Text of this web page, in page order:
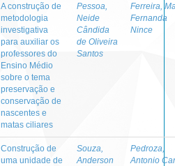
A construção de
metodologia
investigativa
para auxiliar os
professores do
Ensino Médio
sobre o tema
preservação e
conservação de
nascentes e
matas ciliares
Pessoa,
Neide
Cândida
de Oliveira
Santos
Ferreira,
Fernanda
Nince
Construção de
uma unidade de
Souza,
Anderson
Pedroza,
Antonio